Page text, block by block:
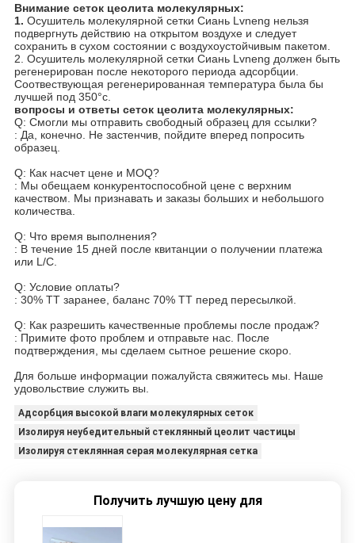
Внимание сеток цеолита молекулярных:
1. Осушитель молекулярной сетки Сиань Lvneng нельзя
подвергнуть действию на открытом воздухе и следует
сохранить в сухом состоянии с воздухоустойчивым пакетом.
2. Осушитель молекулярной сетки Сиань Lvneng должен быть
регенерирован после некоторого периода адсорбции.
Соотвествующая регенерированная температура была бы
лучшей под 350°c.
вопросы и ответы сеток цеолита молекулярных:
Q: Смогли мы отправить свободный образец для ссылки?
: Да, конечно. Не застенчив, пойдите вперед попросить
образец.
Q: Как насчет цене и MOQ?
: Мы обещаем конкурентоспособной цене с верхним
качеством. Мы признавать и заказы больших и небольшого
количества.
Q: Что время выполнения?
: В течение 15 дней после квитанции о получении платежа
или L/C.
Q: Условие оплаты?
: 30% TT заранее, баланс 70% TT перед пересылкой.
Q: Как разрешить качественные проблемы после продаж?
: Примите фото проблем и отправьте нас. После
подтверждения, мы сделаем сытное решение скоро.
Для больше информации пожалуйста свяжитесь мы. Наше
удовольствие служить вы.
Адсорбция высокой влаги молекулярных сеток
Изолируя неубедительный стеклянный цеолит частицы
Изолируя стеклянная серая молекулярная сетка
Получить лучшую цену для